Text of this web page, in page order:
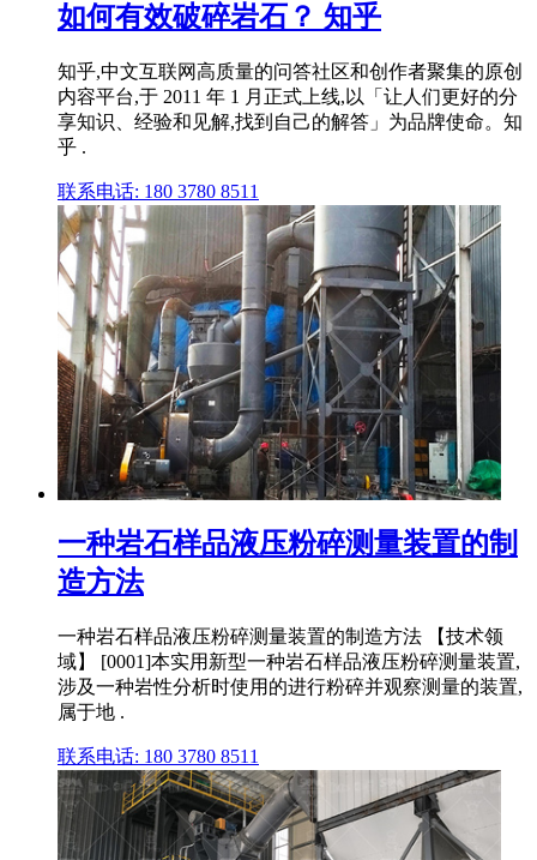
如何有效破碎岩石？ 知乎
知乎,中文互联网高质量的问答社区和创作者聚集的原创
内容平台,于 2011 年 1 月正式上线,以「让人们更好的分
享知识、经验和见解,找到自己的解答」为品牌使命。知
乎 .
联系电话: 180 3780 8511
一种岩石样品液压粉碎测量装置的制
造方法
一种岩石样品液压粉碎测量装置的制造方法 【技术领
域】 [0001]本实用新型一种岩石样品液压粉碎测量装置,
涉及一种岩性分析时使用的进行粉碎并观察测量的装置,
属于地 .
联系电话: 180 3780 8511